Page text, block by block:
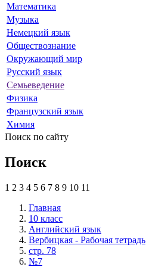
Математика
Музыка
Немецкий язык
Обществознание
Окружающий мир
Русский язык
Семьеведение
Физика
Французский язык
Химия
Поиск по сайту
Поиск
1 2 3 4 5 6 7 8 9 10 11
Главная
10 класс
Английский язык
Вербицкая - Рабочая тетрадь
стр. 78
№7